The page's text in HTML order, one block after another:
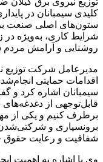
کلیدی سیمبانان در
ستون‌های اصلی صنعت
شرایط کاری، به‌ویژه در
روشنایی و آرامش مردم
‌مدیرعامل شرکت توزیع
اقدامات حمایتی
سیمبانان اشاره کرد
قابل‌توجهی از
برطرف کنیم و یکی از
برونسپاری و
شفافیت و رعایت حقوق
‌وی با اشاره به اهمیت